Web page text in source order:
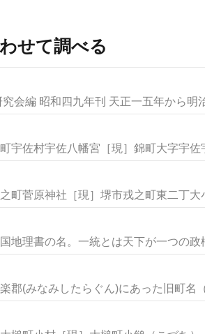
せて調べる
会編 昭和四九年刊 天正一五年から
宇佐村宇佐八幡宮［現］錦町大字宇
町菅原神社［現］堺市戎之町東二丁
地理書の名。一統とは天下が一つの
郡(みなみしたらぐん)にあった旧町名